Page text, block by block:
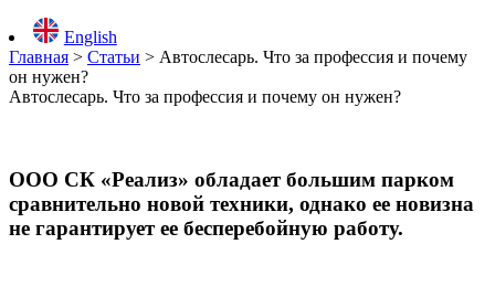
English
Главная > Статьи > Автослесарь. Что за профессия и почему
он нужен?
Автослесарь. Что за профессия и почему он нужен?
ООО СК «Реализ» обладает большим парком
сравнительно новой техники, однако ее новизна
не гарантирует ее бесперебойную работу.